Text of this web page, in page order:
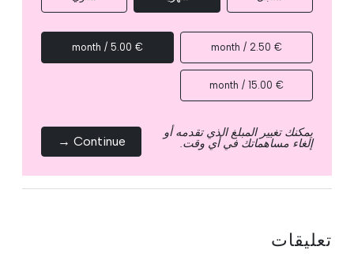
€ 2.50 / month
€ 5.00 / month
€ 15.00 / month
يمكنك تغيير المبلغ الذي تقدمه أو
إلغاء مساهماتك في أي وقت. Continue →
تعليقات